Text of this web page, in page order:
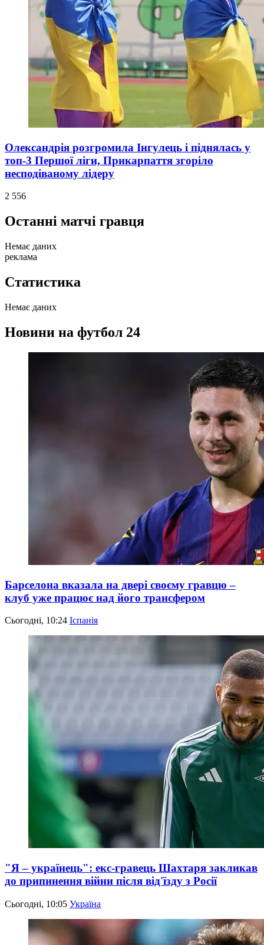
Олександрія розгромила Інгулець і піднялась у
топ-3 Першої ліги, Прикарпаття згоріло
несподіваному лідеру
2 556
Останні матчі гравця
Немає даних
реклама
Статистика
Немає даних
Новини на футбол 24
Барселона вказала на двері своєму гравцю –
клуб уже працює над його трансфером
Сьогодні, 10:24 Іспанія
"Я – українець": екс-гравець Шахтаря закликав
до припинення війни після від'їзду з Росії
Сьогодні, 10:05 Україна